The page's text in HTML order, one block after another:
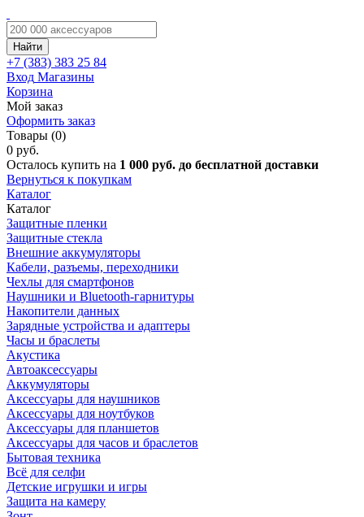
Найти
+7 (383) 383 25 84
Вход Магазины
Корзина
Мой заказ
Оформить заказ
Товары (0)
0 руб.
Осталось купить на 1 000 руб. до бесплатной доставки
Вернуться к покупкам
Каталог
Каталог
Защитные пленки
Защитные стекла
Внешние аккумуляторы
Кабели, разъемы, переходники
Чехлы для смартфонов
Наушники и Bluetooth-гарнитуры
Накопители данных
Зарядные устройства и адаптеры
Часы и браслеты
Акустика
Автоаксессуары
Аккумуляторы
Аксессуары для наушников
Аксессуары для ноутбуков
Аксессуары для планшетов
Аксессуары для часов и браслетов
Бытовая техника
Всё для селфи
Детские игрушки и игры
Защита на камеру